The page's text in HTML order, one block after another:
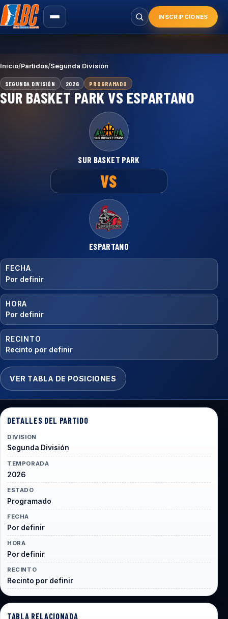
Saltar
al
contenido
Buscar
INSCRIPCIONES
Inicio/Partidos/Segunda División
SEGUNDA DIVISIÓN 2026 PROGRAMADO
SUR BASKET PARK VS ESPARTANO
SUR BASKET PARK
VS
ESPARTANO
FECHA
Por definir
HORA
Por definir
RECINTO
Recinto por definir
VER TABLA DE POSICIONES
DETALLES DEL PARTIDO
DIVISION
Segunda División
TEMPORADA
2026
ESTADO
Programado
FECHA
Por definir
HORA
Por definir
RECINTO
Recinto por definir
TABLA RELACIONADA